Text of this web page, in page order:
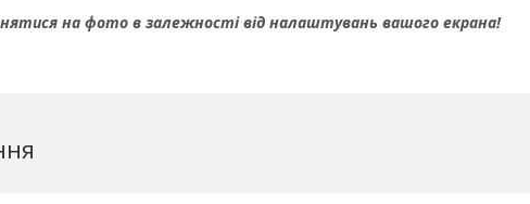
на фото в залежності від налаштувань вашого екрана!